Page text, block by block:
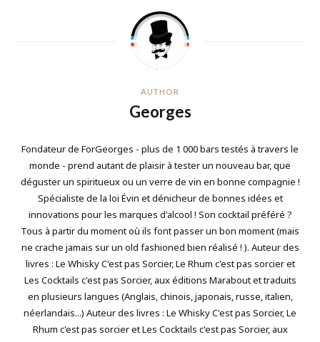
AUTHOR
Georges
Fondateur de ForGeorges - plus de 1 000 bars testés à travers le
monde - prend autant de plaisir à tester un nouveau bar, que
déguster un spiritueux ou un verre de vin en bonne compagnie !
Spécialiste de la loi Évin et dénicheur de bonnes idées et
innovations pour les marques d'alcool ! Son cocktail préféré ?
Tous à partir du moment où ils font passer un bon moment (mais
ne crache jamais sur un old fashioned bien réalisé ! ). Auteur des
livres : Le Whisky C'est pas Sorcier, Le Rhum c'est pas sorcier et
Les Cocktails c'est pas Sorcier, aux éditions Marabout et traduits
en plusieurs langues (Anglais, chinois, japonais, russe, italien,
néerlandais...) Auteur des livres : Le Whisky C'est pas Sorcier, Le
Rhum c'est pas sorcier et Les Cocktails c'est pas Sorcier, aux